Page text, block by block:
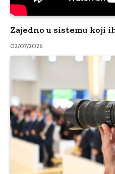
Zajedno u sistemu koji
02/07/2026